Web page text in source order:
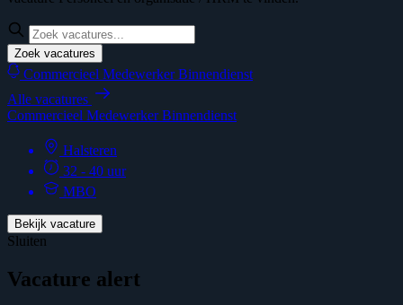
Zoek vacatures
Commercieel Medewerker Binnendienst
Alle vacatures
Commercieel Medewerker Binnendienst
Halsteren
32 - 40 uur
MBO
Bekijk vacature
Sluiten
Vacature alert